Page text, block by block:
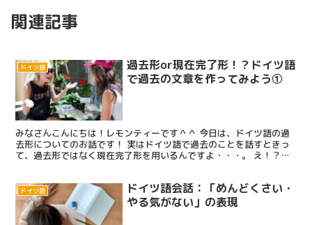
関連記事
ドイツ語
過去形or現在完了形！？ドイツ語
で過去の文章を作ってみよう①
みなさんこんにちは！レモンティーです＾＾ 今日は、ドイツ語の過
去形についてのお話です！ 実はドイツ語で過去のことを話すときっ
て、過去形ではなく現在完了形を用いるんですよ・・・。 え！？や
ドイツ語
ドイツ語会話：「めんどくさい・
やる気がない」の表現